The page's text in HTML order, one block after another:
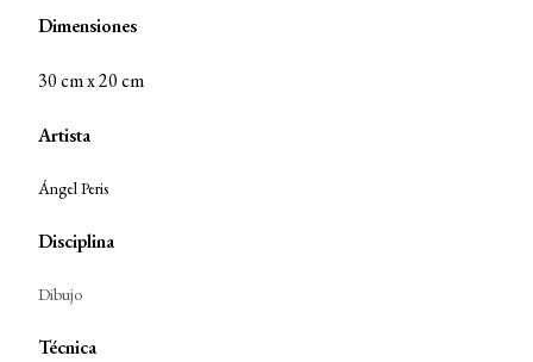
Dimensiones
30 cm x 20 cm
Artista
Ángel Peris
Disciplina
Dibujo
Técnica